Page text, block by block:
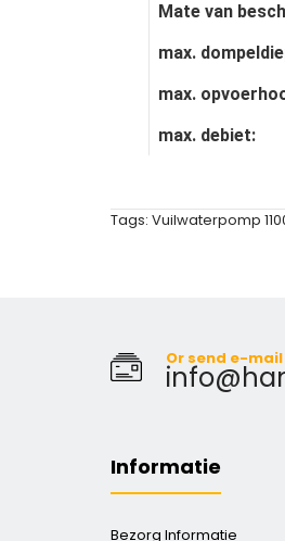
Mate van
max.
max.
max. debiet:
Tags: Vuilwaterpomp
Or send e-mail
Informatie
Bezorg Informatie